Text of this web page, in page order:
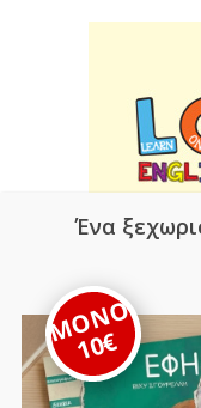
Ένα
ΜΟΝΟ
10€